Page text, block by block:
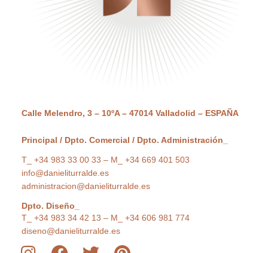
Calle Melendro, 3 – 10ºA – 47014 Valladolid – ESPAÑA
Principal / Dpto. Comercial / Dpto. Administración_
T_ +34 983 33 00 33 – M_ +34 669 401 503
info@danieliturralde.es
administracion@danieliturralde.es
Dpto. Diseño_
T_ +34 983 34 42 13 – M_ +34 606 981 774
diseno@danieliturralde.es